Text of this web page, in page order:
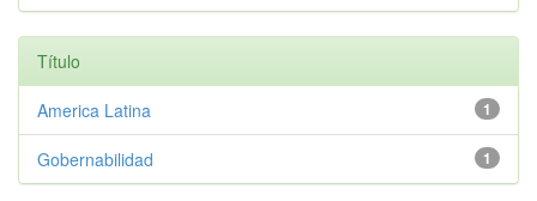
Título
1
America Latina
1
Gobernabilidad